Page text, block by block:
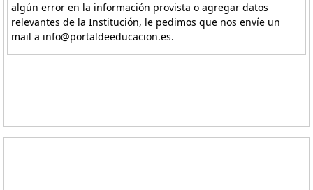
algún error en la información provista o agregar datos
relevantes de la Institución, le pedimos que nos envíe un
mail a info@portaldeeducacion.es.